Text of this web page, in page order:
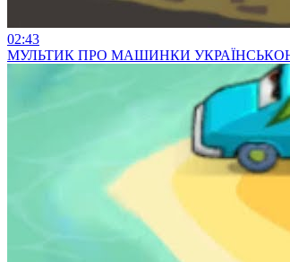
02:43
МУЛЬТИК ПРО МАШИНКИ